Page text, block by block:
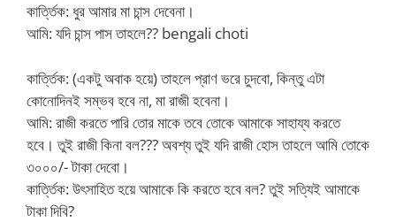
কার্ত্তিক: ধুর আমার মা চান্স দেবেনা।
আমি: যদি চান্স পাস তাহলে?? bengali choti
কার্ত্তিক: (একটু অবাক হয়ে) তাহলে প্রাণ ভরে চুদবো, কিন্তু এটা
কোনোদিনই সম্ভব হবে না, মা রাজী হবেনা।
আমি: রাজী করতে পারি তোর মাকে তবে তোকে আমাকে সাহায্য করতে
হবে। তুই রাজী কিনা বল??? অবশ্য তুই যদি রাজী হোস তাহলে আমি তোকে
৩০০০/- টাকা দেবো।
কার্ত্তিক: উৎসাহিত হয়ে আমাকে কি করতে হবে বল? তুই সত্যিই আমাকে
টাকা দিবি?